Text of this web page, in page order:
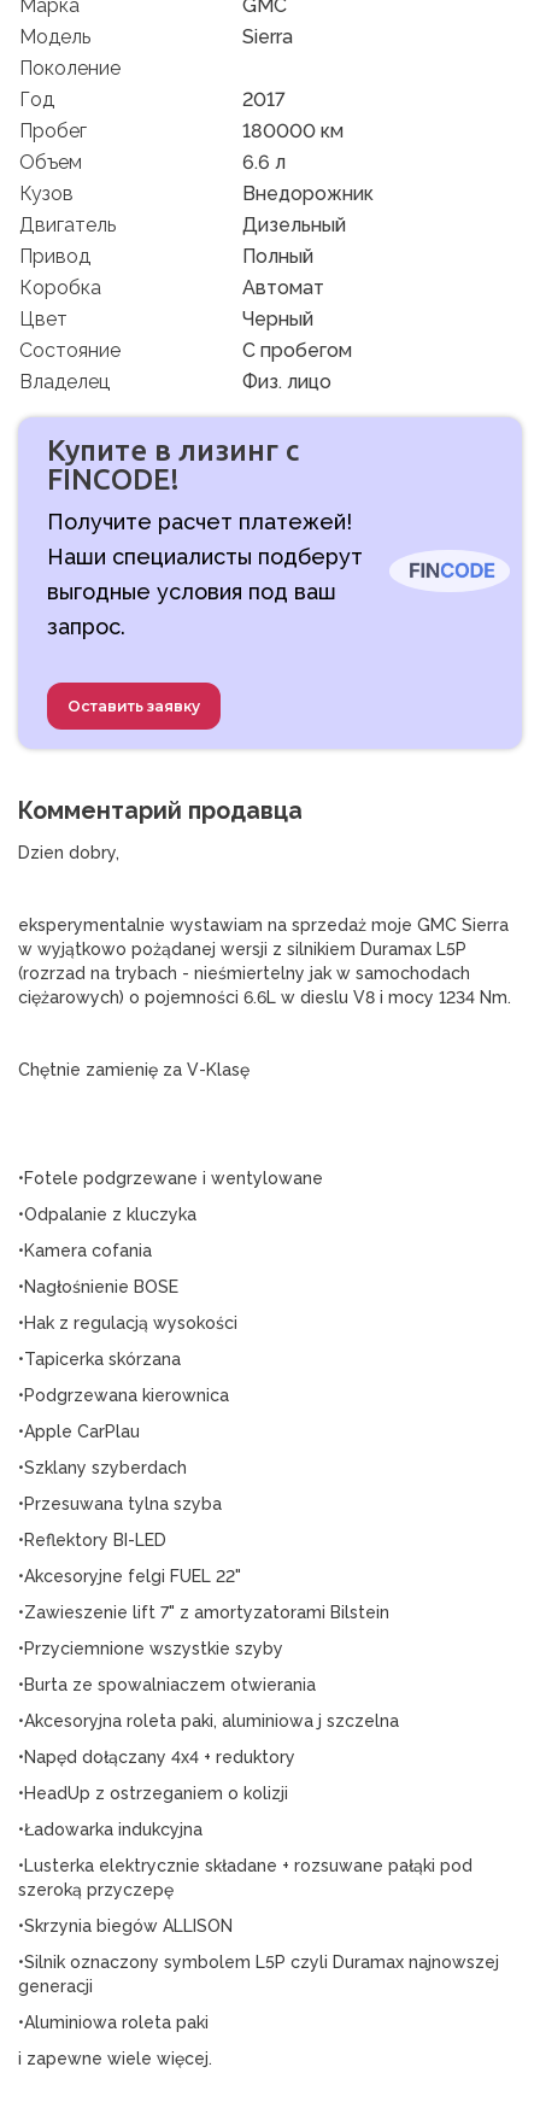
Марка
GMC
Модель
Sierra
Поколение
Год
2017
Пробег
180000 км
Объем
6.6 л
Кузов
Внедорожник
Двигатель
Дизельный
Привод
Полный
Коробка
Автомат
Цвет
Черный
Состояние
C пробегом
Владелец
Физ. лицо
Купите в лизинг с
FINCODE!
Получите расчет платежей!
Наши специалисты подберут
выгодные условия под ваш
запрос.
Оставить заявку
Комментарий продавца
Dzien dobry,
eksperymentalnie wystawiam na sprzedaż moje GMC Sierra
w wyjątkowo pożądanej wersji z silnikiem Duramax L5P
(rozrzad na trybach - nieśmiertelny jak w samochodach
ciężarowych) o pojemności 6.6L w dieslu V8 i mocy 1234 Nm.
Chętnie zamienię za V-Klasę
•Fotele podgrzewane i wentylowane
•Odpalanie z kluczyka
•Kamera cofania
•Nagłośnienie BOSE
•Hak z regulacją wysokości
•Tapicerka skórzana
•Podgrzewana kierownica
•Apple CarPlau
•Szklany szyberdach
•Przesuwana tylna szyba
•Reflektory BI-LED
•Akcesoryjne felgi FUEL 22"
•Zawieszenie lift 7" z amortyzatorami Bilstein
•Przyciemnione wszystkie szyby
•Burta ze spowalniaczem otwierania
•Akcesoryjna roleta paki, aluminiowa j szczelna
•Napęd dołączany 4x4 + reduktory
•HeadUp z ostrzeganiem o kolizji
•Ładowarka indukcyjna
•Lusterka elektrycznie składane + rozsuwane pałąki pod
szeroką przyczepę
•Skrzynia biegów ALLISON
•Silnik oznaczony symbolem L5P czyli Duramax najnowszej
generacji
•Aluminiowa roleta paki
i zapewne wiele więcej.